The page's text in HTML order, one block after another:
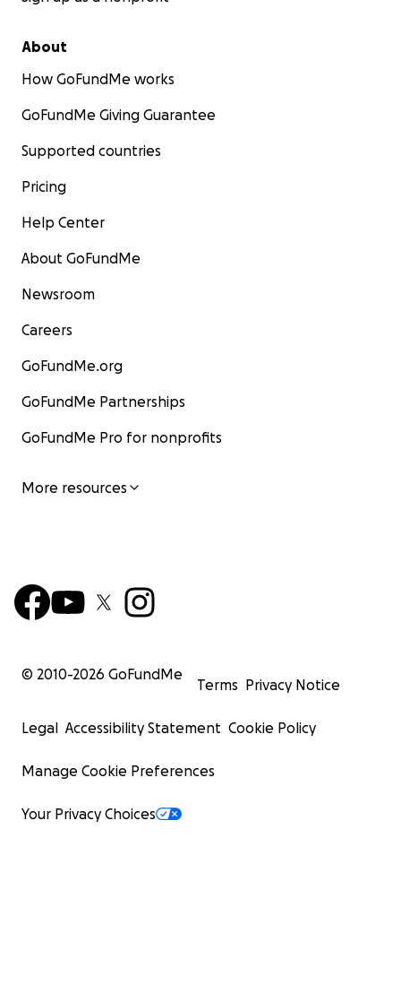
About
How GoFundMe works
GoFundMe Giving Guarantee
Supported countries
Pricing
Help Center
About GoFundMe
Newsroom
Careers
GoFundMe.org
GoFundMe Partnerships
GoFundMe Pro for nonprofits
More resources
© 2010-2026 GoFundMe
Terms Privacy Notice
Legal Accessibility Statement Cookie Policy
Manage Cookie Preferences
Your Privacy Choices